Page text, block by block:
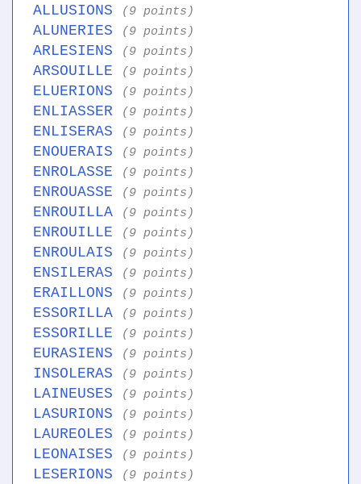
ALLUSIONS (9 points)
ALUNERIES (9 points)
ARLESIENS (9 points)
ARSOUILLE (9 points)
ELUERIONS (9 points)
ENLIASSER (9 points)
ENLISERAS (9 points)
ENOUERAIS (9 points)
ENROLASSE (9 points)
ENROUASSE (9 points)
ENROUILLA (9 points)
ENROUILLE (9 points)
ENROULAIS (9 points)
ENSILERAS (9 points)
ERAILLONS (9 points)
ESSORILLA (9 points)
ESSORILLE (9 points)
EURASIENS (9 points)
INSOLERAS (9 points)
LAINEUSES (9 points)
LASURIONS (9 points)
LAUREOLES (9 points)
LEONAISES (9 points)
LESERIONS (9 points)